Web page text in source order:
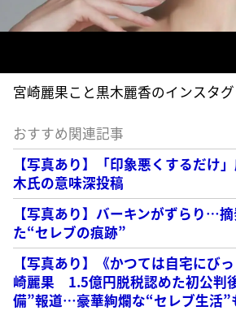
宮崎麗果こと黒木麗香のインスタ
おすすめ関連記事
【写真あり】「印象悪くするだけ
木氏の意味深投稿
【写真あり】バーキンがずらり…
た“セレブの痕跡”
【写真あり】《かつては自宅にび
崎麗果 1.5億円脱税認めた初公判
備”報道…豪華絢爛な“セレブ生活”